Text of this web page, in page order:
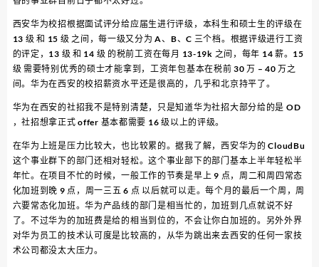
西安华为校招根据面试评分给应届生进行评级，本科生和硕士生的评级在
13 级 和 15 级 之间，每一级又分为 A、B、C 三个档。根据评级进行工资
的评定，13 级 和 14 级 的税前工资在每月 13-19k 之间，每年 14 薪。15
级 需要特别优秀的硕士才能拿到，工资年包基本在税前 30 万 – 40 万之
间。华为在西安的校招薪资水平还是很高的，几乎和北京持平了。
华为在西安的社招我不是特别清楚，只是知道华为社招大部分给的是 OD
，社招想拿正式 offer 基本都需要 16 级以上的评级。
在华为上班是压力比较大，也比较累的。据我了解，西安华为的 CloudBu
这个事业群下的部门还相对轻松。这个事业部下的部门基本上半年轻松半
年忙。在项目不忙的时候，一般工作的节奏是早上 9 点，周二和周四常态
化加班到晚 9 点，周一三五 6 点 以后就可以走。每个月的最后一个周，周
六要常态化加班。华为产品线的部门是相当忙的，加班到几点就说不好
了。不过华为的加班费是给的相当到位的，不会让你白加班的。另外外界
对华为员工的技术认可度是比较高的，从华为跳出来去西安的任何一家技
术公司都没太大压力。